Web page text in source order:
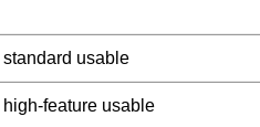
usable
feature usable